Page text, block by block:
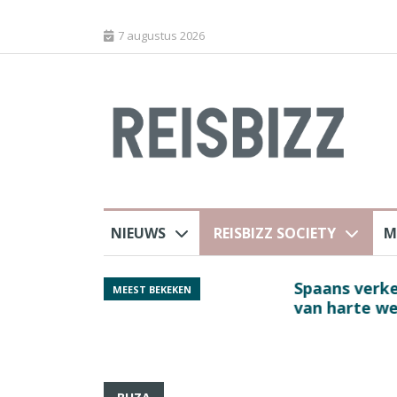
7 augustus 2026
NIEUWS REISBIZZ SOCIETY
MEEST BEKEKEN
Spaans
van harte welkom’